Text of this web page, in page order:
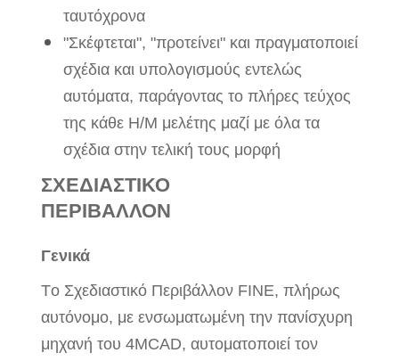
ταυτόχρονα
"Σκέφτεται", "προτείνει" και πραγματοποιεί
σχέδια και υπολογισμούς εντελώς
αυτόματα, παράγοντας το πλήρες τεύχος
της κάθε Η/Μ μελέτης μαζί με όλα τα
σχέδια στην τελική τους μορφή
ΣΧΕΔΙΑΣΤΙΚΟ
ΠΕΡΙΒΑΛΛΟΝ
Γενικά
Τo Σχεδιαστικό Περιβάλλον FINE, πλήρως
αυτόνομο, με ενσωματωμένη την πανίσχυρη
μηχανή του 4MCAD, αυτοματοποιεί τον